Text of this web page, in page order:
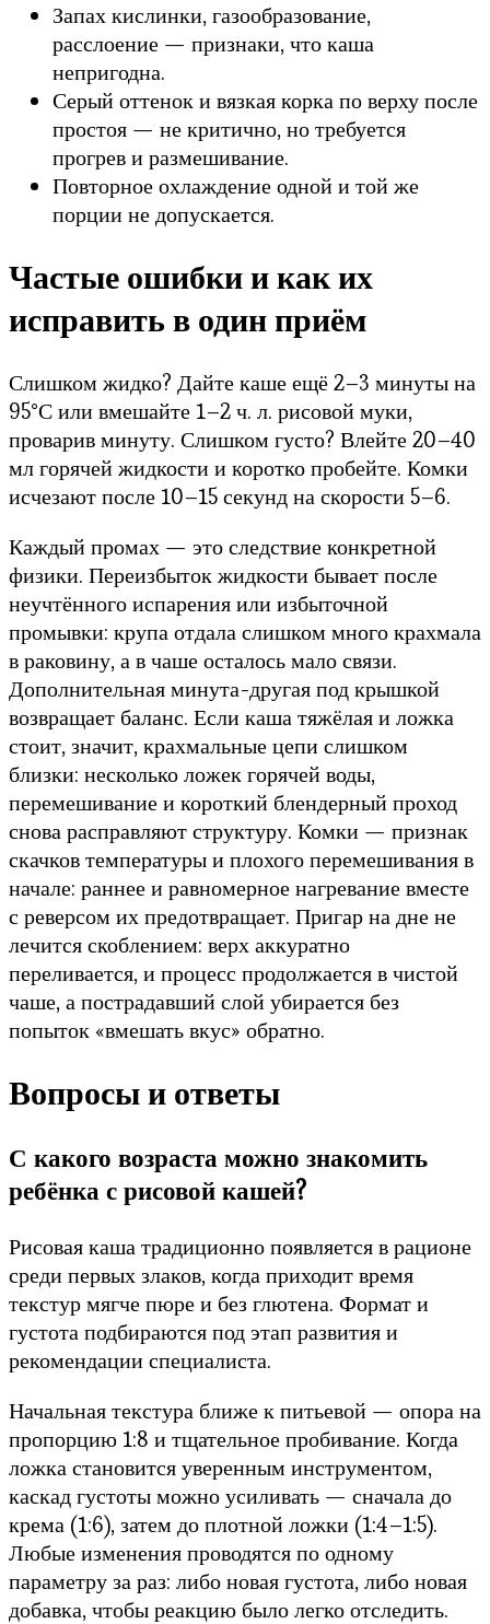
Запах кислинки, газообразование,
расслоение — признаки, что каша
непригодна.
Серый оттенок и вязкая корка по верху после
простоя — не критично, но требуется
прогрев и размешивание.
Повторное охлаждение одной и той же
порции не допускается.
Частые ошибки и как их
исправить в один приём
Слишком жидко? Дайте каше ещё 2–3 минуты на
95°С или вмешайте 1–2 ч. л. рисовой муки,
проварив минуту. Слишком густо? Влейте 20–40
мл горячей жидкости и коротко пробейте. Комки
исчезают после 10–15 секунд на скорости 5–6.
Каждый промах — это следствие конкретной
физики. Переизбыток жидкости бывает после
неучтённого испарения или избыточной
промывки: крупа отдала слишком много крахмала
в раковину, а в чаше осталось мало связи.
Дополнительная минута-другая под крышкой
возвращает баланс. Если каша тяжёлая и ложка
стоит, значит, крахмальные цепи слишком
близки: несколько ложек горячей воды,
перемешивание и короткий блендерный проход
снова расправляют структуру. Комки — признак
скачков температуры и плохого перемешивания в
начале: раннее и равномерное нагревание вместе
с реверсом их предотвращает. Пригар на дне не
лечится скоблением: верх аккуратно
переливается, и процесс продолжается в чистой
чаше, а пострадавший слой убирается без
попыток «вмешать вкус» обратно.
Вопросы и ответы
С какого возраста можно знакомить
ребёнка с рисовой кашей?
Рисовая каша традиционно появляется в рационе
среди первых злаков, когда приходит время
текстур мягче пюре и без глютена. Формат и
густота подбираются под этап развития и
рекомендации специалиста.
Начальная текстура ближе к питьевой — опора на
пропорцию 1:8 и тщательное пробивание. Когда
ложка становится уверенным инструментом,
каскад густоты можно усиливать — сначала до
крема (1:6), затем до плотной ложки (1:4–1:5).
Любые изменения проводятся по одному
параметру за раз: либо новая густота, либо новая
добавка, чтобы реакцию было легко отследить.